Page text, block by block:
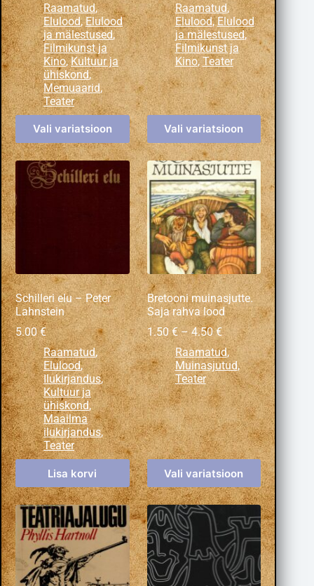
Raamatud,
Elulood,Elulood
ja mälestused,
Filmikunst ja
Kino,Kultuur ja
ühiskond,
Memuaarid,
Teater
Vali variatsioon
Raamatud,
Elulood,Elulood
ja mälestused,
Filmikunst ja
Kino, Teater
Vali variatsioon
Schilleri elu – Peter
Lahnstein
5.00€
Raamatud,
Elulood,
Ilukirjandus,
Kultuur ja
ühiskond,
Maailma
ilukirjandus,
Teater
Lisa korvi
Bretooni muinasjutte.
Saja rahva lood
1.50€ – 4.50€
Raamatud,
Muinasjutud,
Teater
Vali variatsioon